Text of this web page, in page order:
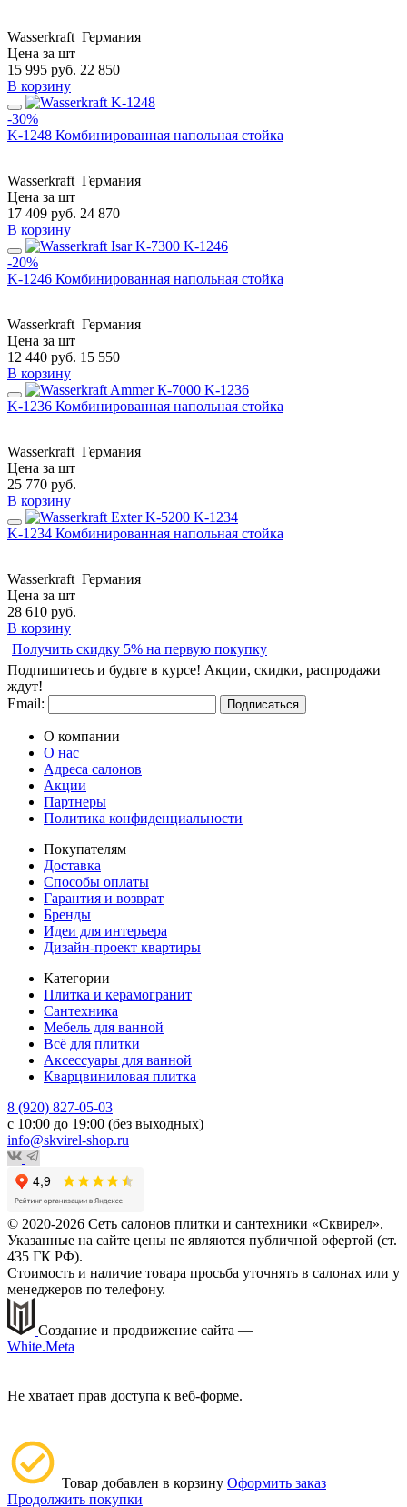
Wasserkraft Германия
Цена за шт
15 995 руб. 22 850
В корзину
-30%
K-1248 Комбинированная напольная стойка
Wasserkraft Германия
Цена за шт
17 409 руб. 24 870
В корзину
-20%
K-1246 Комбинированная напольная стойка
Wasserkraft Германия
Цена за шт
12 440 руб. 15 550
В корзину
K-1236 Комбинированная напольная стойка
Wasserkraft Германия
Цена за шт
25 770 руб.
В корзину
K-1234 Комбинированная напольная стойка
Wasserkraft Германия
Цена за шт
28 610 руб.
В корзину
Получить скидку 5% на первую покупку
Подпишитесь и будьте в курсе! Акции, скидки, распродажи
ждут!
Email:
Подписаться
О компании
О нас
Адреса салонов
Акции
Партнеры
Политика конфиденциальности
Покупателям
Доставка
Способы оплаты
Гарантия и возврат
Бренды
Идеи для интерьера
Дизайн-проект квартиры
Категории
Плитка и керамогранит
Сантехника
Мебель для ванной
Всё для плитки
Аксессуары для ванной
Кварцвиниловая плитка
8 (920) 827-05-03
с 10:00 до 19:00 (без выходных)
info@skvirel-shop.ru
© 2020-2026 Сеть салонов плитки и сантехники «Сквирел».
Указанные на сайте цены не являются публичной офертой (ст.
435 ГК РФ).
Стоимость и наличие товара просьба уточнять в салонах или у
менеджеров по телефону.
Создание и продвижение сайта —
White.Meta
Не хватает прав доступа к веб-форме.
Товар добавлен в корзину Оформить заказ
Продолжить покупки